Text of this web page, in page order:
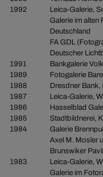
1992
Leica-Galerie,
Galerie im alten
Deutschland
FA GDL
Deutscher
1991
Bankgalerie
1989
Fotogalerie
1988
Dresdner Bank,
1987
Leica-Galerie,
1986
Hasselblad
1985
Stadtbildnerei,
1984
Galerie
Axel M. Mosler
Brunswiker
1983
Leica-Galerie,
Galerie im